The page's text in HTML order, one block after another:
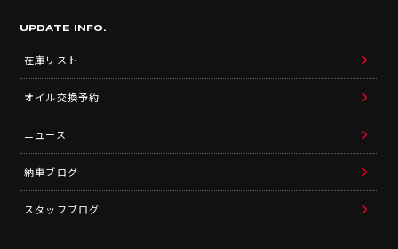
UPDATE INFO.
在庫リスト
オイル交換予約
ニュース
納車ブログ
スタッフブログ